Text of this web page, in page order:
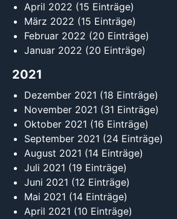
April 2022 (15 Einträge)
März 2022 (15 Einträge)
Februar 2022 (20 Einträge)
Januar 2022 (20 Einträge)
2021
Dezember 2021 (18 Einträge)
November 2021 (31 Einträge)
Oktober 2021 (16 Einträge)
September 2021 (24 Einträge)
August 2021 (14 Einträge)
Juli 2021 (19 Einträge)
Juni 2021 (12 Einträge)
Mai 2021 (14 Einträge)
April 2021 (10 Einträge)